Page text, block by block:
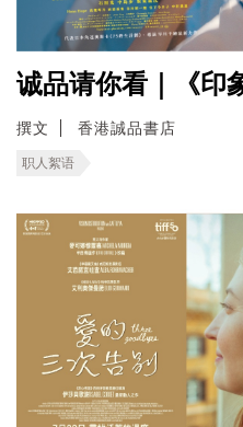
诚品请你看｜《印
撰文 香港誠品書店
职人絮语